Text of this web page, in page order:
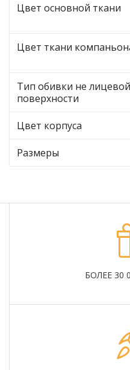
Цвет основной ткани
Цвет ткани
Тип обивки не лицевой
поверхности
Цвет корпуса
Размеры
БОЛЕЕ 30